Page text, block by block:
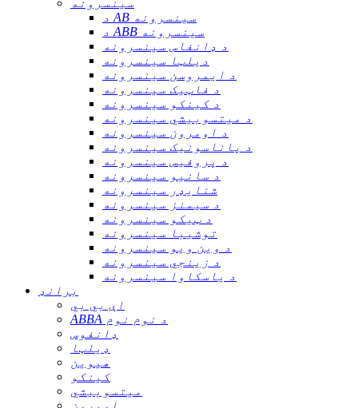
سینسرونه
د AB سینسرونه
د ABB سینسرونه
د ډانفاس سینسرونه
دیلټا سینسرونه
د ایمروسن سینسرونه
د فاټیک سینسرونه
د کینکو سینسرونه
د میتسوبیشي سینسرونه
د اومرون سینسرونه
د پاناسونیک سینسرونه
د پروفیس سینسرونه
د سانیو سینسرونه
شنایډر سینسرونه
د سیمنز سینسرونه
د ټیکو سینسرونه
توشیبا سینسرونه
د وین ویو سینسرونه
د زینجي سینسرونه
د یاسکاوا سینسرونه
برانډ
اې بي بي
ABBA د نوم نوم
ډانفوس
ډیلټا
هیوین
کینکو
میتسوبیشي
اومرون